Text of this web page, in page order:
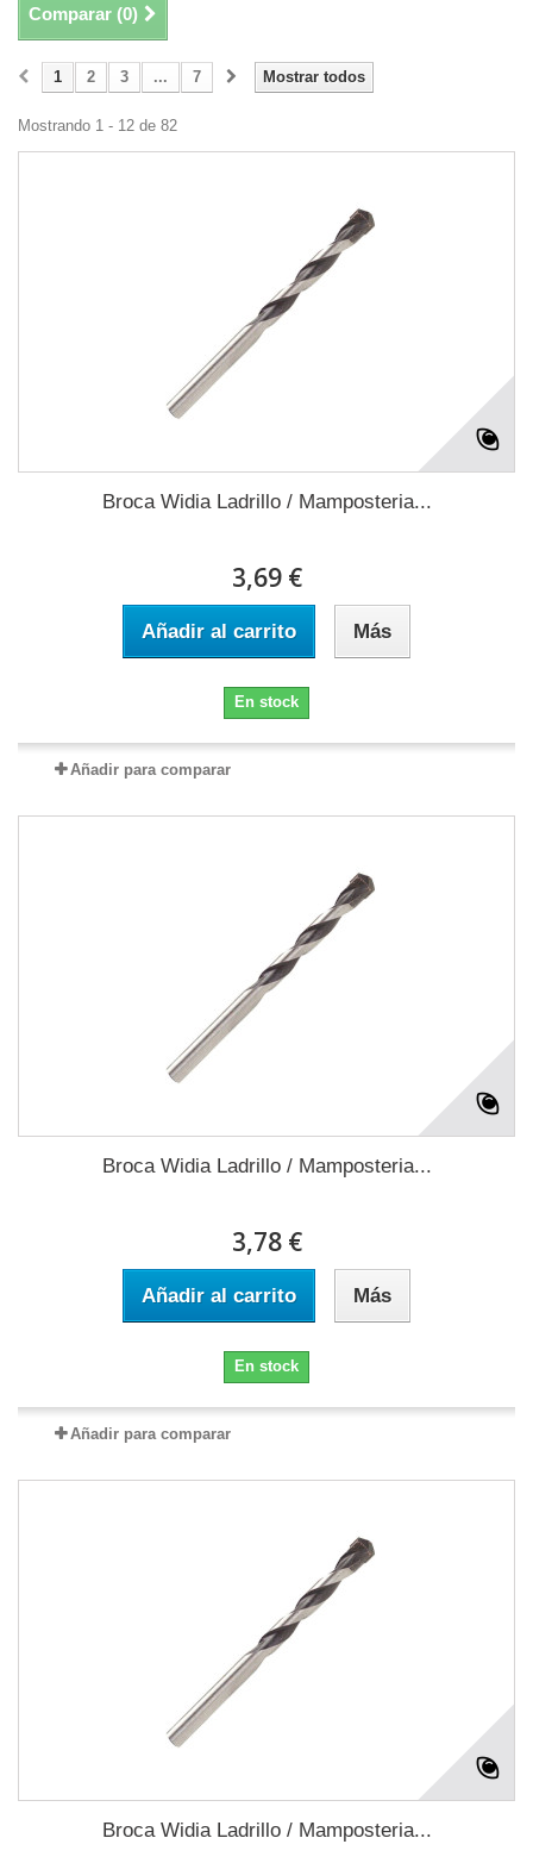
Comparar (0)
Mostrar todos
1 2 3 ... 7
Mostrando 1 - 12 de 82
Broca Widia Ladrillo / Mamposteria...
3,69 €
Añadir al carrito Más
En stock
Añadir para comparar
Broca Widia Ladrillo / Mamposteria...
3,78 €
Añadir al carrito Más
En stock
Añadir para comparar
Broca Widia Ladrillo / Mamposteria...